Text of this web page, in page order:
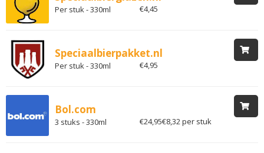
Per stuk - 330ml €4,45
Speciaalbierpakket.nl
Per stuk - 330ml €4,95
Bol.com
3 stuks - 330ml €24,95€8,32 per stuk